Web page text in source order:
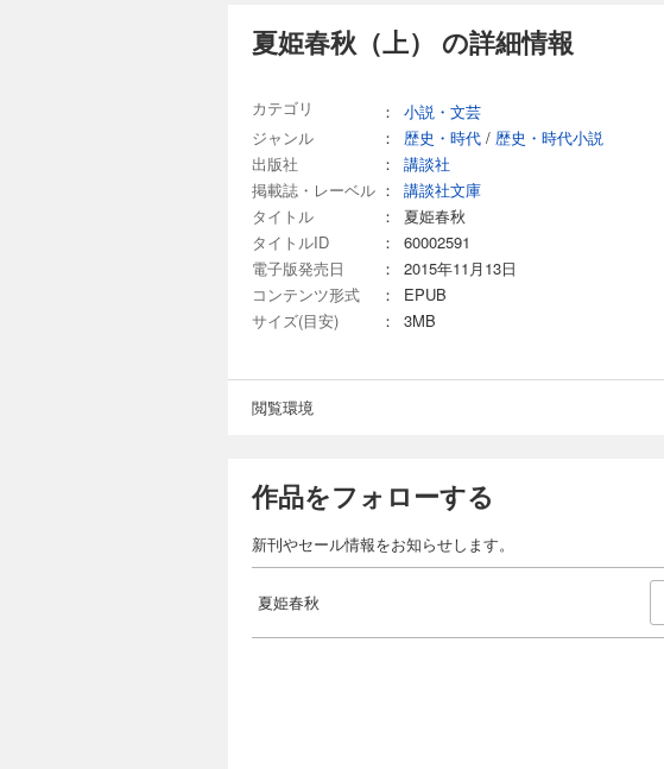
夏姫春秋（上） の詳細情報
カテゴリ ：
小説・文芸
ジャンル
： 歴史・時代 / 歴史・時代小説
出版社
：
講談社
掲載誌・レーベル ：
講談社文庫
タイトル
：
夏姫春秋
タイトルID
：
60002591
電子版発売日
：
2015年11月13日
コンテンツ形式
：
EPUB
サイズ(目安)
： 3MB
閲覧環境
作品をフォローする
新刊やセール情報をお知らせします。
夏姫春秋